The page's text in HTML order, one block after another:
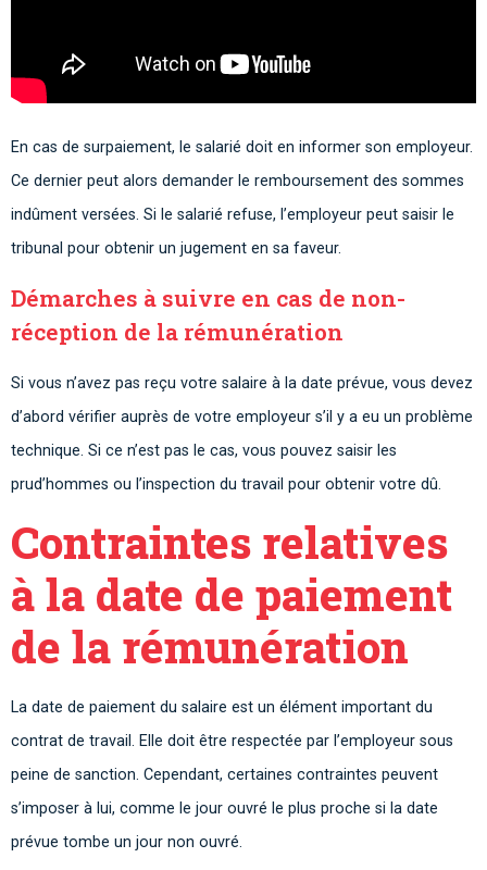
En cas de surpaiement, le salarié doit en informer son employeur.
Ce dernier peut alors demander le remboursement des sommes
indûment versées. Si le salarié refuse, l’employeur peut saisir le
tribunal pour obtenir un jugement en sa faveur.
Démarches à suivre en cas de non-
réception de la rémunération
Si vous n’avez pas reçu votre salaire à la date prévue, vous devez
d’abord vérifier auprès de votre employeur s’il y a eu un problème
technique. Si ce n’est pas le cas, vous pouvez saisir les
prud’hommes ou l’inspection du travail pour obtenir votre dû.
Contraintes relatives
à la date de paiement
de la rémunération
La date de paiement du salaire est un élément important du
contrat de travail. Elle doit être respectée par l’employeur sous
peine de sanction. Cependant, certaines contraintes peuvent
s’imposer à lui, comme le jour ouvré le plus proche si la date
prévue tombe un jour non ouvré.